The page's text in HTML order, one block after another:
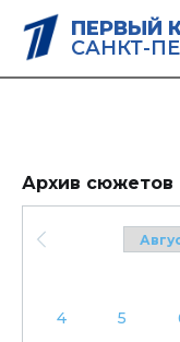
ПЕРВЫЙ
САНКТ-
Архив сюжетов
4
5